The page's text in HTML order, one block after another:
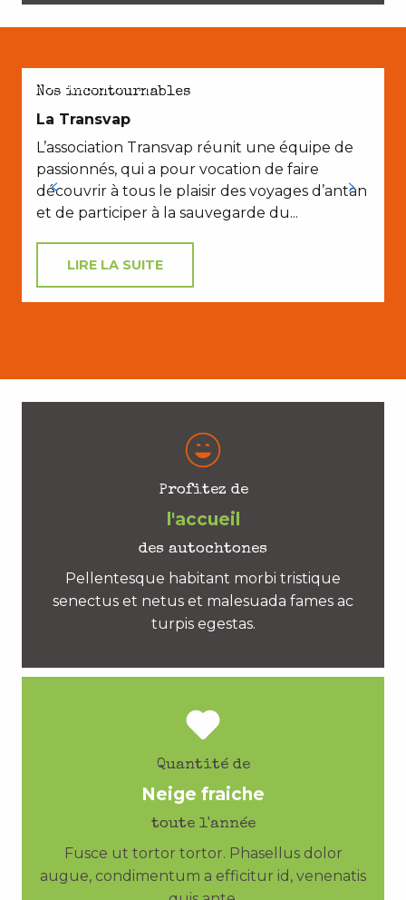
AVEC LES ENFANTS
Nos incontournables
La Transvap
L’association Transvap réunit une équipe de
passionnés, qui a pour vocation de faire
découvrir à tous le plaisir des voyages d’antan
et de participer à la sauvegarde du...
LIRE LA SUITE
Profitez de
l'accueil
des autochtones
Pellentesque habitant morbi tristique
senectus et netus et malesuada fames ac
turpis egestas.
Quantité de
Neige fraiche
toute l'année
Fusce ut tortor tortor. Phasellus dolor
augue, condimentum a efficitur id, venenatis